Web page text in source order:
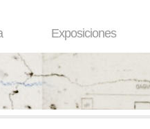
Exposiciones